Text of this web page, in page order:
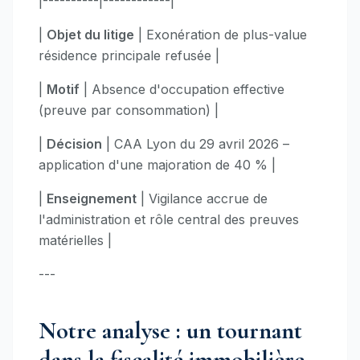
Objet du litige | Exonération de plus-value
résidence principale refusée |
Motif | Absence d'occupation effective
(preuve par consommation) |
Décision | CAA Lyon du 29 avril 2026 –
application d'une majoration de 40 % |
Enseignement | Vigilance accrue de
l'administration et rôle central des preuves
matérielles |
---
Notre analyse : un tournant